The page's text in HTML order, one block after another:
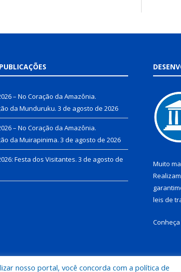
– No Coração da Amazônia.
da Munduruku. 3 de agosto de 2026
– No Coração da Amazônia.
da Muirapinima. 3 de agosto de 2026
Festa dos Visitantes. 3 de agosto de
Muito
leis de
Conheça
nosso portal, você concorda com a política de